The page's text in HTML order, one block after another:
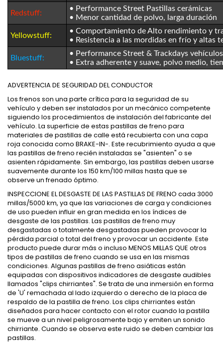
Redstuff:
• Performance Street Pastillas cerámicas
• Menor cantidad de polvo, larga duración
Yellowstuff:
• Comportamiento de Alto rendimiento y
• Resistencia a las mordidas en frío y altas
Bluestuff:
• Performance Street & Trackdays
• Extra adherente y suave, polvo medio,
ADVERTENCIA DE SEGURIDAD DEL CONDUCTOR
Los frenos son una parte crítica para la seguridad de su
vehículo y deben ser instalados por un mecánico competente
siguiendo los procedimientos de instalación del fabricante del
vehículo. La superficie de estas pastillas de freno para
materiales de pastillas de calle está recubierta con una capa
roja conocida como BRAKE-IN-. Este recubrimiento ayuda a que
las pastillas de freno recién instaladas se "asienten" o se
asienten rápidamente. Sin embargo, las pastillas deben usarse
suavemente durante los 150 km/100 millas hasta que se
observe un frenado óptimo.
INSPECCIONE EL DESGASTE DE LAS PASTILLAS DE FRENO cada 3000
millas/5000 km, ya que las variaciones de carga y condiciones
de uso pueden influir en gran medida en los índices de
desgaste de las pastillas. Las pastillas de freno muy
desgastadas o totalmente desgastadas pueden provocar la
pérdida parcial o total del freno y provocar un accidente. Este
producto puede durar más o incluso MENOS MILLAS QUE otros
tipos de pastillas de freno cuando se usa en las mismas
condiciones. Algunas pastillas de freno asiáticas están
equipadas con dispositivos indicadores de desgaste audibles
llamados "clips chirriantes". Se trata de una inmersión en forma
de 'U' remachada al lado izquierdo o derecho de la placa de
respaldo de la pastilla de freno. Los clips chirriantes están
diseñados para hacer contacto con el rotor cuando la pastilla
se mueve a un nivel peligrosamente bajo y emiten un sonido
chirriante. Cuando se observa este ruido se deben cambiar las
pastillas.